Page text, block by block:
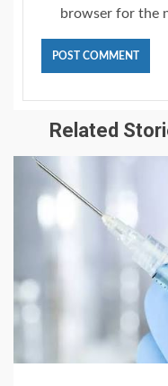
browser for the
Related